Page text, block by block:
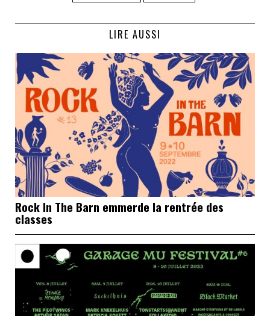
LIRE AUSSI
Rock In The Barn emmerde la rentrée des
classes